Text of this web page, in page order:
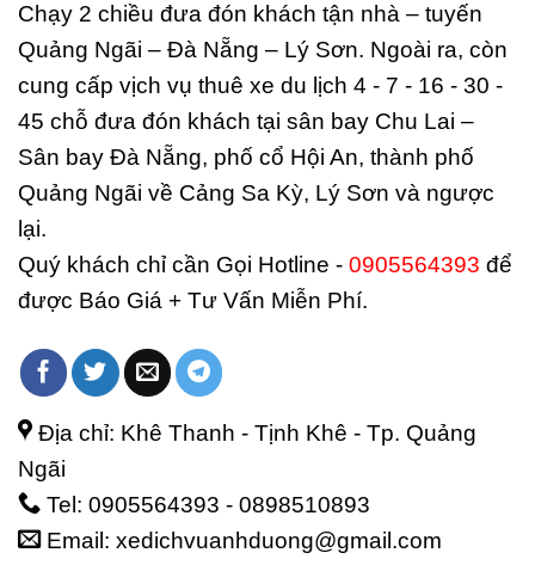
Chạy 2 chiều đưa đón khách tận nhà – tuyến
Quảng Ngãi – Đà Nẵng – Lý Sơn. Ngoài ra, còn
cung cấp vịch vụ thuê xe du lịch 4 - 7 - 16 - 30 -
45 chỗ đưa đón khách tại sân bay Chu Lai –
Sân bay Đà Nẵng, phố cổ Hội An, thành phố
Quảng Ngãi về Cảng Sa Kỳ, Lý Sơn và ngược
lại.
Quý khách chỉ cần Gọi Hotline - 0905564393 để
được Báo Giá + Tư Vấn Miễn Phí.
Địa chỉ: Khê Thanh - Tịnh Khê - Tp. Quảng
Ngãi
Tel: 0905564393 - 0898510893
Email: xedichvuanhduong@gmail.com